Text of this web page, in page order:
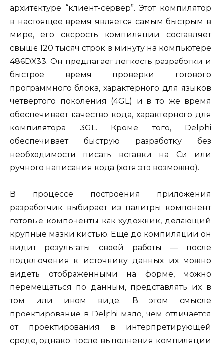
архитектуре “клиент-сервер”. Этот компилятор
в настоящее время является самым быстрым в
мире, его скорость компиляции составляет
свыше 120 тысяч строк в минуту на компьютере
486DX33. Он предлагает легкость разработки и
быстрое время проверки готового
программного блока, характерного для языков
четвертого поколения (4GL) и в то же время
обеспечивает качество кода, характерного для
компилятора 3GL. Кроме того, Delphi
обеспечивает быструю разработку без
необходимости писать вставки на Си или
ручного написания кода (хотя это возможно).
В процессе построения приложения
разработчик выбирает из палитры компонент
готовые компоненты как художник, делающий
крупные мазки кистью. Еще до компиляции он
видит результаты своей работы — после
подключения к источнику данных их можно
видеть отображенными на форме, можно
перемещаться по данным, представлять их в
том или ином виде. В этом смысле
проектирование в Delphi мало, чем отличается
от проектирования в интерпретирующей
среде, однако после выполнения компиляции